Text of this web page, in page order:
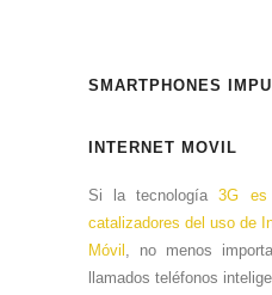
SMARTPHONES
INTERNET MOVIL
Si la tecnología3G es
catalizadores del uso de
Móvil , no menos
llamados teléfonos